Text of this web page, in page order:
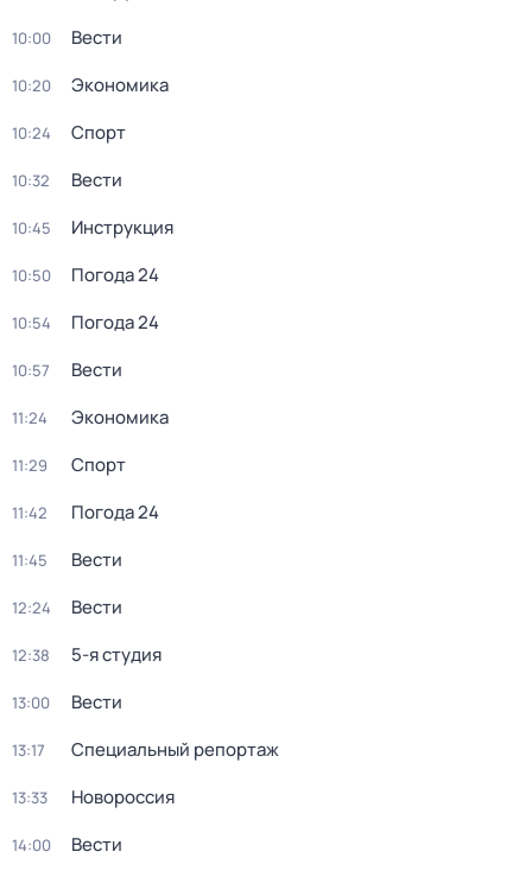
10:00 Вести
10:20 Экономика
10:24 Спорт
10:32 Вести
10:45 Инструкция
10:50 Погода 24
10:54 Погода 24
10:57 Вести
11:24 Экономика
11:29 Спорт
11:42 Погода 24
11:45 Вести
12:24 Вести
12:38 5-я студия
13:00 Вести
13:17 Специальный репортаж
13:33 Новороссия
14:00 Вести